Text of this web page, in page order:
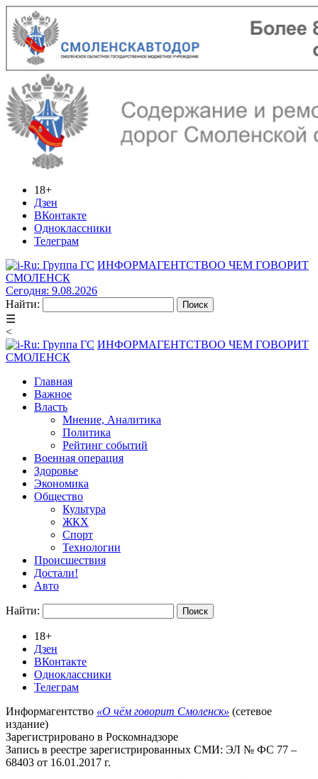
18+
Дзен
ВКонтакте
Одноклассники
Телеграм
ИНФОРМАГЕНТСТВОО ЧЕМ ГОВОРИТ
СМОЛЕНСК
Сегодня: 9.08.2026
Найти:
☰
<
ИНФОРМАГЕНТСТВОО ЧЕМ ГОВОРИТ
СМОЛЕНСК
Главная
Важное
Власть
Мнение, Аналитика
Политика
Рейтинг событий
Военная операция
Здоровье
Экономика
Общество
Культура
ЖКХ
Спорт
Технологии
Происшествия
Достали!
Авто
Найти:
18+
Дзен
ВКонтакте
Одноклассники
Телеграм
Информагентство «О чём говорит Смоленск» (сетевое
издание)
Зарегистрировано в Роскомнадзоре
Запись в реестре зарегистрированных СМИ: ЭЛ № ФС 77 –
68403 от 16.01.2017 г.